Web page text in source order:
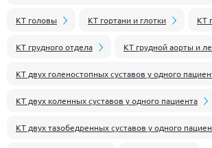
КТ головы КТ гортани и глотки КТ
КТ грудного отдела КТ грудной аорты и
КТ двух голеностопных суставов у одного
КТ двух коленных суставов у одного пациента
КТ двух тазобедренных суставов у одного